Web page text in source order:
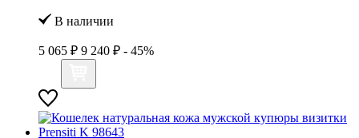
В наличии
5 065 ₽ 9 240 ₽ - 45%